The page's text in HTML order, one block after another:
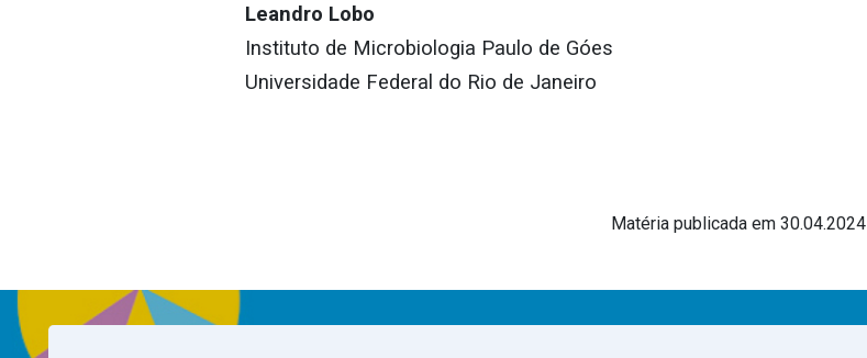
Leandro Lobo
Instituto de Microbiologia Paulo de Góes
Universidade Federal do Rio de Janeiro
Matéria publicada em 30.04.2024